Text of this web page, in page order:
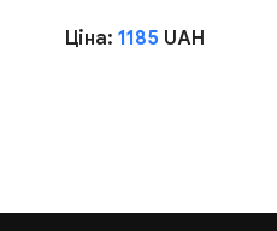
Ціна: 1185 UAH